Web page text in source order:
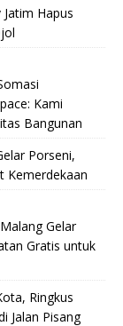
Hapus
Kami
Bangunan
Porseni,
Kemerdekaan
Gelar
Gratis untuk
Ringkus
Jalan Pisang